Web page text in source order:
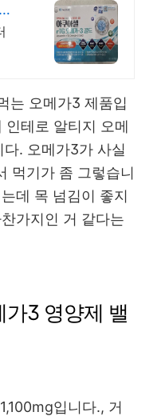
3
는 오메가3 제품입
인테로 알티지 오메
. 오메가3가 사실
먹기가 좀 그렇습니
데 목 넘김이 좋지
가지인 거 같다는
가3 영양제 밸
입니다., 거